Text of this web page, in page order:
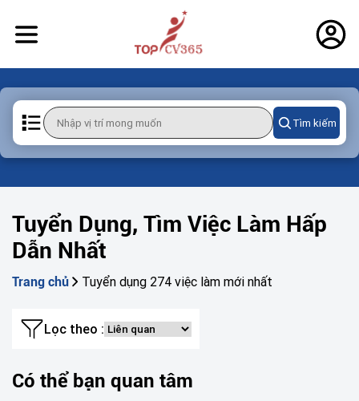
Tìm kiếm
Tuyển Dụng, Tìm Việc Làm Hấp
Dẫn Nhất
Trang chủ Tuyển dụng 274 việc làm mới nhất
Lọc theo :
Có thể bạn quan tâm